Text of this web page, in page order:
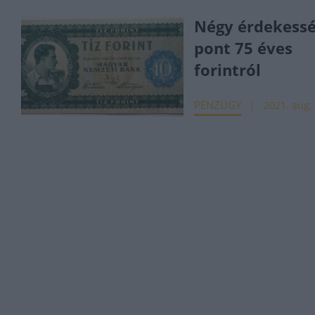
Négy
pont 75 éves
forintról
PÉNZÜGY 2021. aug.